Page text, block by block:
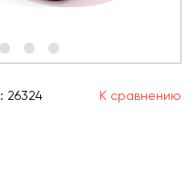
: 26324 К сравнению